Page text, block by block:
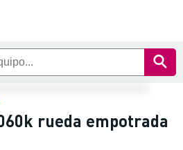
rueda empotrada